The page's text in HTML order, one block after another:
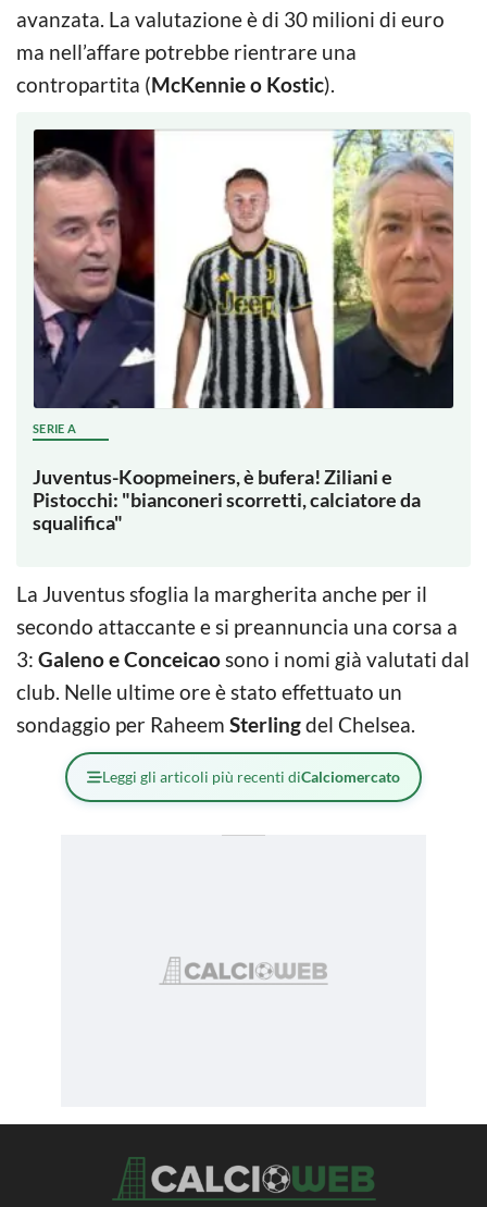
avanzata. La valutazione è di 30 milioni di euro
ma nell’affare potrebbe rientrare una
contropartita (McKennie o Kostic).
SERIE A
Juventus-Koopmeiners, è bufera! Ziliani e
Pistocchi: "bianconeri scorretti, calciatore da
squalifica"
La Juventus sfoglia la margherita anche per il
secondo attaccante e si preannuncia una corsa a
3: Galeno e Conceicaosono i nomi già valutati dal
club. Nelle ultime ore è stato effettuato un
sondaggio per Raheem Sterlingdel Chelsea.
Leggi gli articoli più recenti diCalciomercato